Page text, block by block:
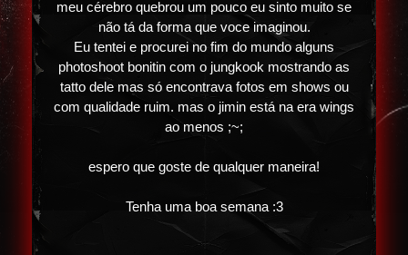
meu cérebro quebrou um pouco eu sinto muito se
não tá da forma que voce imaginou.
Eu tentei e procurei no fim do mundo alguns
photoshoot bonitin com o jungkook mostrando as
tatto dele mas só encontrava fotos em shows ou
com qualidade ruim. mas o jimin está na era wings
ao menos ;~;
espero que goste de qualquer maneira!
Tenha uma boa semana :3